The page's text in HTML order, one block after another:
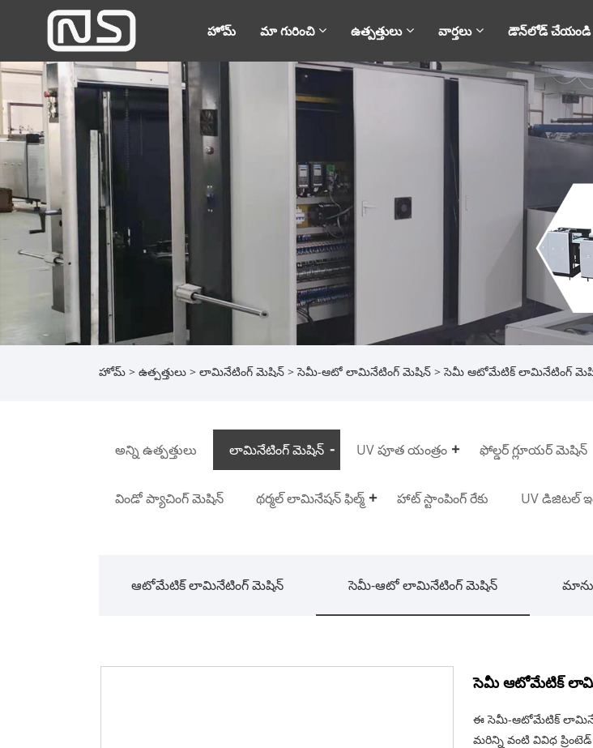
హోమ్ మా గురించి ఉత్పత్తులు వార్తలు డౌన్‌లోడ్ చేయండి
హోమ్ > ఉత్పత్తులు > లామినేటింగ్ మెషిన్ >సెమీ-ఆటో లామినేటింగ్ మెషిన్ > సెమీ ఆటోమేటిక్ లామినేటింగ్
అన్ని ఉత్పత్తులు లామినేటింగ్ మెషిన్ UV పూత యంత్రం ఫోల్డర్ గ్లూయర్ మెషిన్
విండో ప్యాచింగ్ మెషిన్ థర్మల్ లామినేషన్ ఫిల్మ్ హాట్ స్టాంపింగ్ రేకు UV డిజిటల్
ఆటోమేటిక్ లామినేటింగ్ మెషిన్ సెమీ-ఆటో లామినేటింగ్ మెషిన్
సెమీ ఆటోమేటిక్
ఈ సెమీ-ఆటోమేటిక్
మరిన్ని వంటి వివిధ